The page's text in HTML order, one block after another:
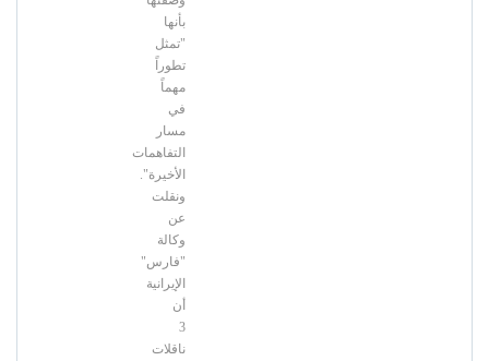
بأنها
"تمثل
تطوراً
مهماً
في
مسار
التفاهمات
الأخيرة".
ونقلت
عن
وكالة
"فارس"
الإيرانية
أن
3
ناقلات